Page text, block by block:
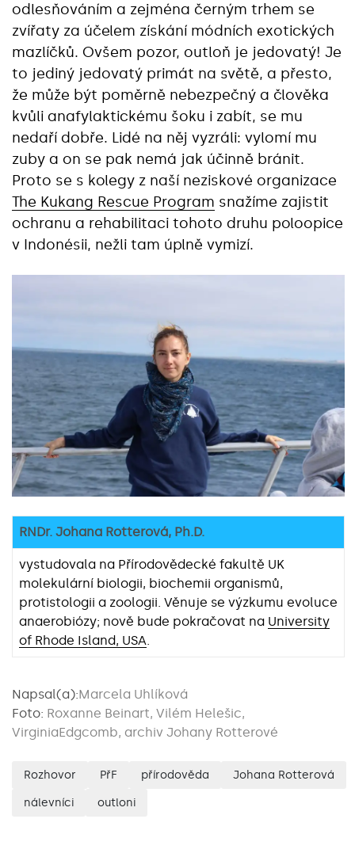
odlesňováním a zejména černým trhem se
zvířaty za účelem získání módních exotických
mazlíčků. Ovšem pozor, outloň je jedovatý! Je
to jediný jedovatý primát na světě, a přesto,
že může být poměrně nebezpečný a člověka
kvůli anafylaktickému šoku i zabít, se mu
nedaří dobře. Lidé na něj vyzráli: vylomí mu
zuby a on se pak nemá jak účinně bránit.
Proto se s kolegy z naší neziskové organizace
The Kukang Rescue Program snažíme zajistit
ochranu a rehabilitaci tohoto druhu poloopice
v Indonésii, nežli tam úplně vymizí.
RNDr. Johana Rotterová, Ph.D.
vystudovala na Přírodovědecké fakultě UK
molekulární biologii, biochemii organismů,
protistologii a zoologii. Věnuje se výzkumu evoluce
anaerobiózy; nově bude pokračovat na University
of Rhode Island, USA.
Napsal(a):Marcela Uhlíková
Foto: Roxanne Beinart, Vilém Helešic,
VirginiaEdgcomb, archiv Johany Rotterové
Rozhovor PřF přírodověda Johana Rotterová
nálevníci outloni